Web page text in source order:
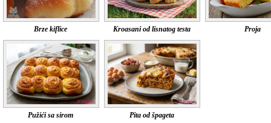
Brze kiflice Kroasani od lisnatog testa Proja
Pužići sa sirom Pita od špageta